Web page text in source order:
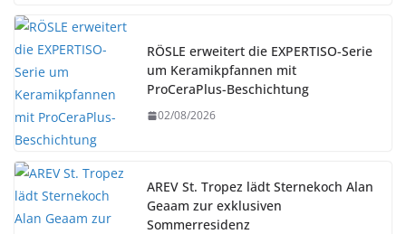
RÖSLE erweitert die EXPERTISO-Serie
um Keramikpfannen mit
ProCeraPlus-Beschichtung
02/08/2026
AREV St. Tropez lädt Sternekoch Alan
Geaam zur exklusiven
Sommerresidenz